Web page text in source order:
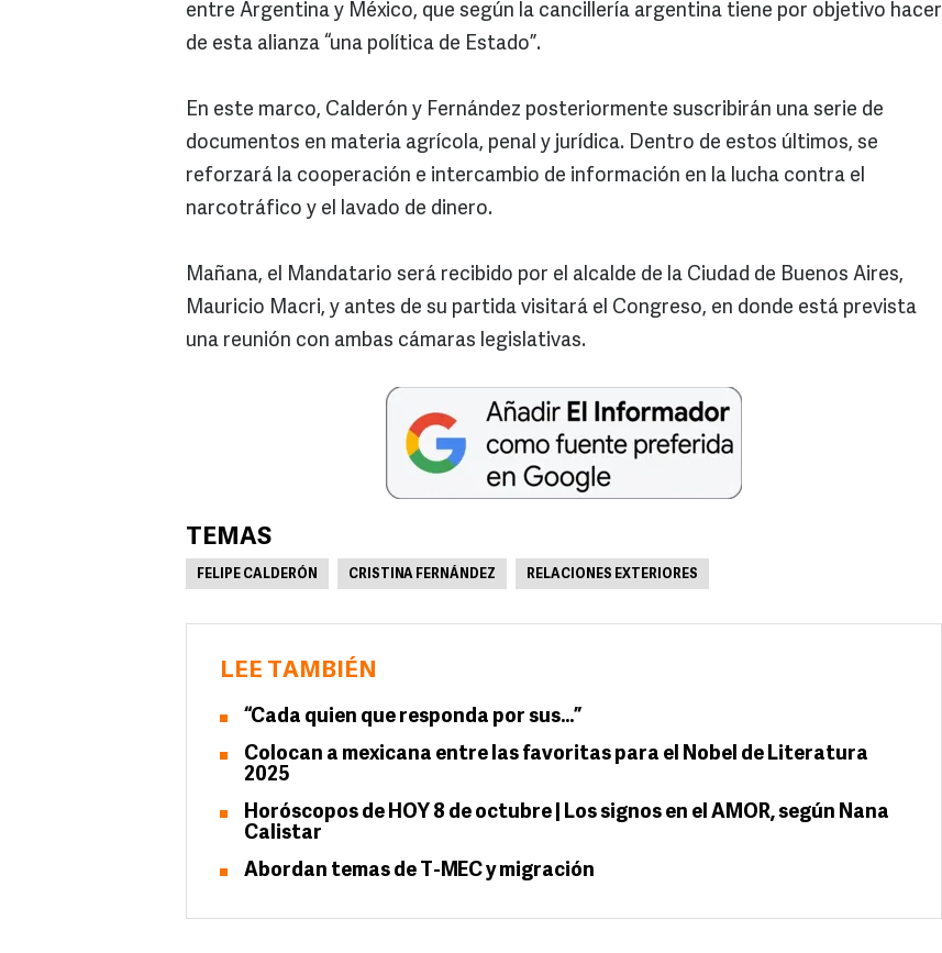
entre Argentina y México, que según la cancillería argentina tiene por objetivo hacer
de esta alianza “una política de Estado”.
En este marco, Calderón y Fernández posteriormente suscribirán una serie de
documentos en materia agrícola, penal y jurídica. Dentro de estos últimos, se
reforzará la cooperación e intercambio de información en la lucha contra el
narcotráfico y el lavado de dinero.
Mañana, el Mandatario será recibido por el alcalde de la Ciudad de Buenos Aires,
Mauricio Macri, y antes de su partida visitará el Congreso, en donde está prevista
una reunión con ambas cámaras legislativas.
TEMAS
FELIPE CALDERÓN CRISTINA FERNÁNDEZ RELACIONES EXTERIORES
LEE TAMBIÉN
“Cada quien que responda por sus…”
Colocan a mexicana entre las favoritas para el Nobel de Literatura
2025
Horóscopos de HOY 8 de octubre | Los signos en el AMOR, según Nana
Calistar
Abordan temas de T-MEC y migración